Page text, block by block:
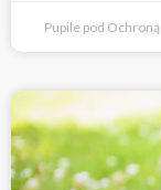
Pupile pod Ochroną